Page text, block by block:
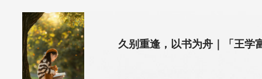
久别重逢，以书为舟｜「王学